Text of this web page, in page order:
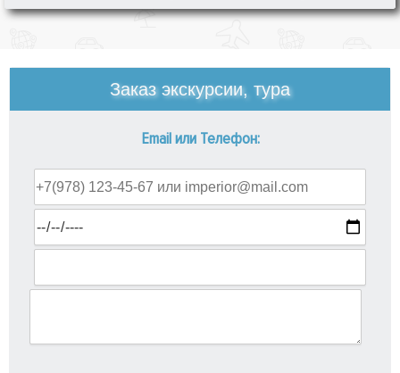
Заказ экскурсии, тура
Email или Телефон:
Какого числа: